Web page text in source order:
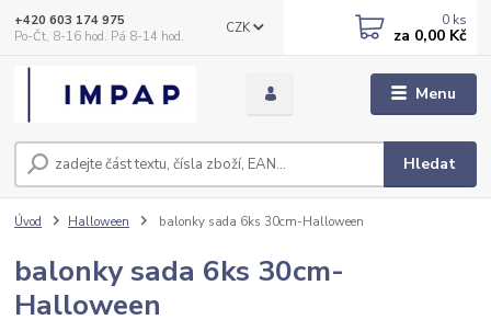
Menu
CZK
Hledat
+420 603 174 975
Po-Čt, 8-16 hod. Pá 8-14 hod.
0 ks
za 0,00 Kč
Úvod Halloween balonky sada 6ks 30cm-Halloween
balonky sada 6ks 30cm-
Halloween